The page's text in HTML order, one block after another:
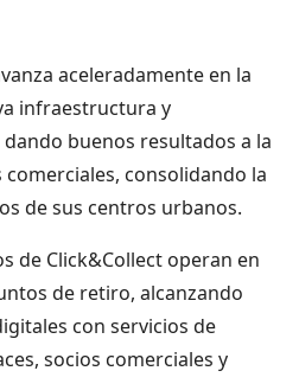
aceleradamente en la
infraestructura y
buenos resultados a la
comerciales, consolidando la
de sus centros urbanos.
de Click&Collect operan en
de retiro, alcanzando
con servicios de
socios comerciales y